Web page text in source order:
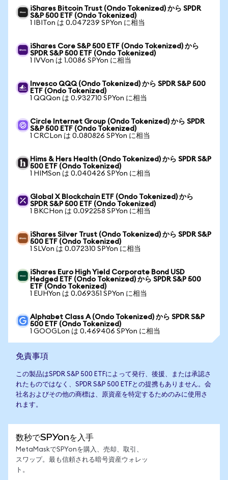
iShares Bitcoin Trust (Ondo Tokenized) から SPDR
S&P 500 ETF (Ondo Tokenized)
1 IBITon は 0.047239 SPYon に相当
iShares Core S&P 500 ETF (Ondo Tokenized) から
SPDR S&P 500 ETF (Ondo Tokenized)
1 IVVon は 1.0086 SPYon に相当
Invesco QQQ (Ondo Tokenized) から SPDR S&P 500
ETF (Ondo Tokenized)
1 QQQon は 0.932710 SPYon に相当
Circle Internet Group (Ondo Tokenized) から SPDR
S&P 500 ETF (Ondo Tokenized)
1 CRCLon は 0.080826 SPYon に相当
Hims & Hers Health (Ondo Tokenized) から SPDR S&P
500 ETF (Ondo Tokenized)
1 HIMSon は 0.040426 SPYon に相当
Global X Blockchain ETF (Ondo Tokenized) から
SPDR S&P 500 ETF (Ondo Tokenized)
1 BKCHon は 0.092258 SPYon に相当
iShares Silver Trust (Ondo Tokenized) から SPDR S&P
500 ETF (Ondo Tokenized)
1 SLVon は 0.072310 SPYon に相当
iShares Euro High Yield Corporate Bond USD
Hedged ETF (Ondo Tokenized) から SPDR S&P 500
ETF (Ondo Tokenized)
1 EUHYon は 0.069351 SPYon に相当
Alphabet Class A (Ondo Tokenized) から SPDR S&P
500 ETF (Ondo Tokenized)
1 GOOGLon は 0.469406 SPYon に相当
免責事項
この製品はSPDR S&P 500 ETFによって発行、後援、または承認さ
れたものではなく、SPDR S&P 500 ETFとの提携もありません。会
社名およびその他の商標は、原資産を特定するためのみに使用さ
れます。
数秒でSPYonを入手
MetaMaskでSPYonを購入、売却、取引、
スワップ。最も信頼される暗号資産ウォレッ
ト。